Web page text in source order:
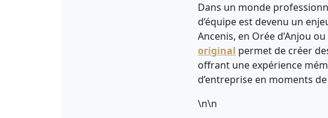
Dans un monde
d’équipe est devenu un
Ancenis, en Orée d’Anjou
original permet de créer
offrant une expérience
d’entreprise en moments
\n\n